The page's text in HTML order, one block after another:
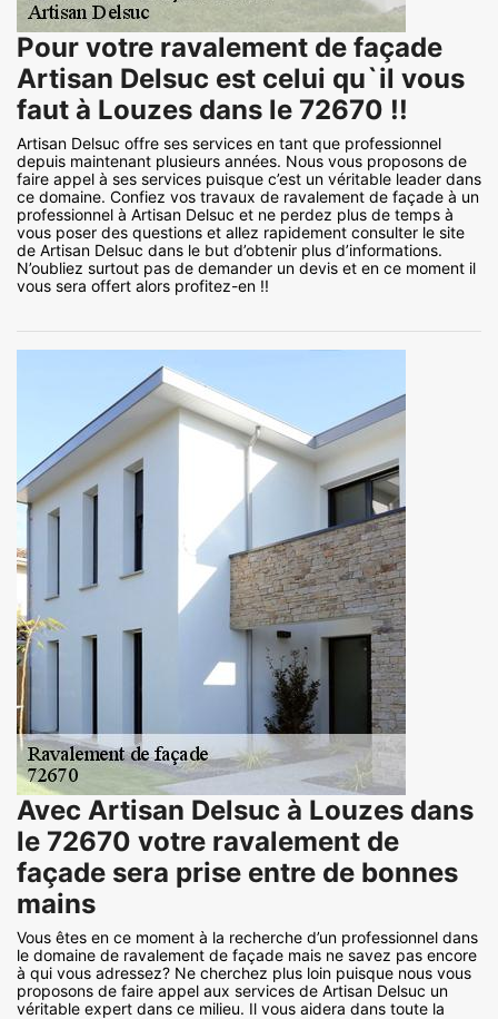
Pour votre ravalement de façade
Artisan Delsuc est celui qu`il vous
faut à Louzes dans le 72670 !!
Artisan Delsuc offre ses services en tant que professionnel
depuis maintenant plusieurs années. Nous vous proposons de
faire appel à ses services puisque c’est un véritable leader dans
ce domaine. Confiez vos travaux de ravalement de façade à un
professionnel à Artisan Delsuc et ne perdez plus de temps à
vous poser des questions et allez rapidement consulter le site
de Artisan Delsuc dans le but d’obtenir plus d’informations.
N’oubliez surtout pas de demander un devis et en ce moment il
vous sera offert alors profitez-en !!
Avec Artisan Delsuc à Louzes dans
le 72670 votre ravalement de
façade sera prise entre de bonnes
mains
Vous êtes en ce moment à la recherche d’un professionnel dans
le domaine de ravalement de façade mais ne savez pas encore
à qui vous adressez? Ne cherchez plus loin puisque nous vous
proposons de faire appel aux services de Artisan Delsuc un
véritable expert dans ce milieu. Il vous aidera dans toute la